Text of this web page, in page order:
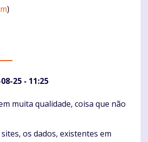
)
25 - 11:25
muita qualidade, coisa que não
os dados, existentes em